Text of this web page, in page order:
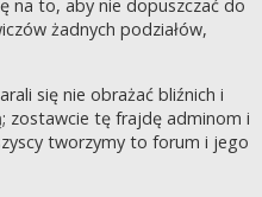
na to, aby nie dopuszczać do
żadnych podziałów,
się nie obrażać bliźnich i
zostawcie tę frajdę adminom i
tworzymy to forum i jego